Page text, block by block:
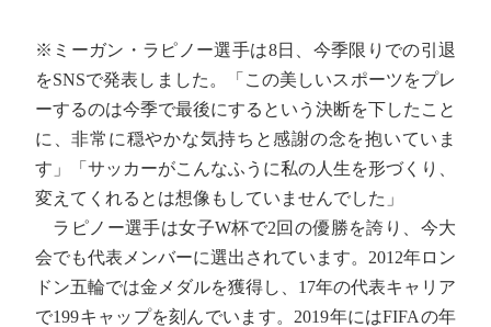
※ミーガン・ラピノー選手は8日、今季限りでの引退
をSNSで発表しました。「この美しいスポーツをプレ
ーするのは今季で最後にするという決断を下したこと
に、非常に穏やかな気持ちと感謝の念を抱いていま
す」「サッカーがこんなふうに私の人生を形づくり、
変えてくれるとは想像もしていませんでした」
ラピノー選手は女子W杯で2回の優勝を誇り、今大
会でも代表メンバーに選出されています。2012年ロン
ドン五輪では金メダルを獲得し、17年の代表キャリア
で199キャップを刻んでいます。2019年にはFIFAの年